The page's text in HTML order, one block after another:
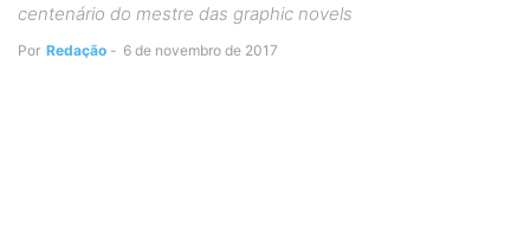
centenário do mestre das graphic novels
Por Redação - 6 de novembro de 2017